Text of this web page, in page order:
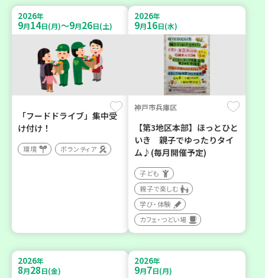
2026年
9月14日(月)～9月26日(土)
「フードドライブ」集中受
け付け！
環境 ボランティア
2026年
9月16日(水)
神戸市兵庫区
【第3地区本部】ほっとひと
いき 親子でゆったりタイ
ム♪(毎月開催予定)
子ども
親子で楽しむ
学び・体験
カフェ・つどい場
2026年
8月28日(金)
2026年
9月7日(月)